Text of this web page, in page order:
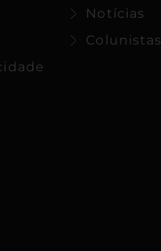
Notícias
Colunistas